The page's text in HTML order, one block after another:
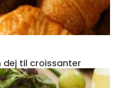
dej til croissanter